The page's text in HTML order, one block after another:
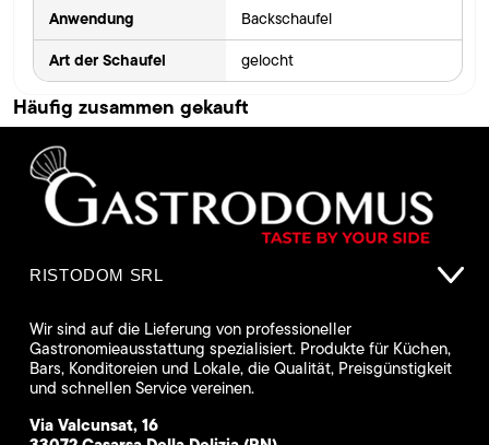
Anwendung Backschaufel
Art der Schaufel gelocht
Häufig zusammen gekauft
RISTODOM SRL
Wir sind auf die Lieferung von professioneller
Gastronomieausstattung spezialisiert. Produkte für Küchen,
Bars, Konditoreien und Lokale, die Qualität, Preisgünstigkeit
und schnellen Service vereinen.
Via Valcunsat, 16